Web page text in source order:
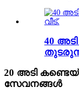
40 അടി
20 അടി
സേവനങ്ങൾ